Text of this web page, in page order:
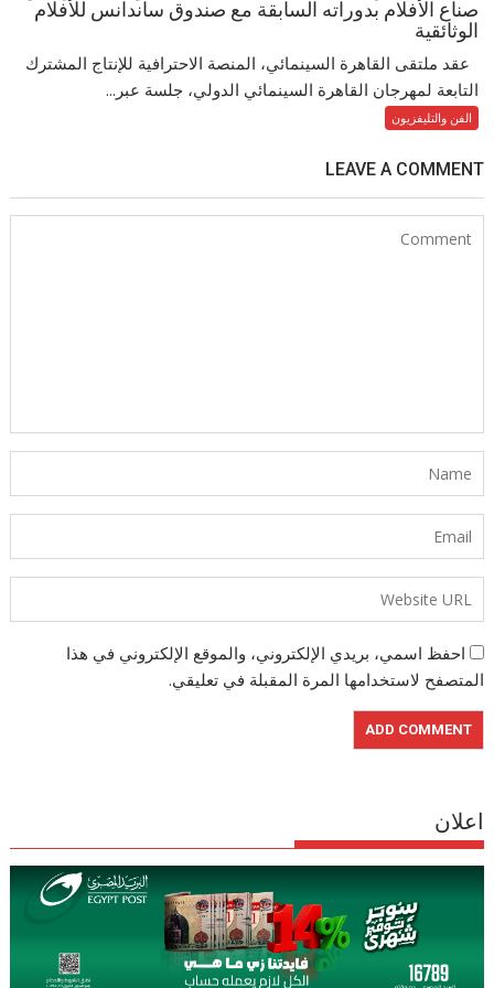
صناع الأفلام بدوراته السابقة مع صندوق ساندانس للأفلام
الوثائقية
عقد ملتقى القاهرة السينمائي، المنصة الاحترافية للإنتاج المشترك
التابعة لمهرجان القاهرة السينمائي الدولي، جلسة عبر...
الفن والتليفزيون
LEAVE A COMMENT
احفظ اسمي، بريدي الإلكتروني، والموقع الإلكتروني في هذا
المتصفح لاستخدامها المرة المقبلة في تعليقي.
اعلان